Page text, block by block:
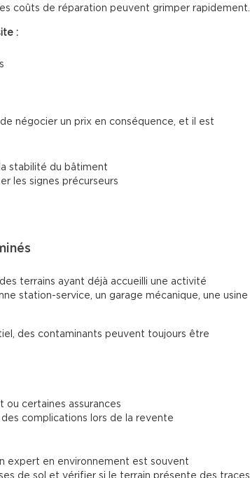
coûts de réparation peuvent grimper rapidement.
:
négocier un prix en conséquence, et il est
stabilité du bâtiment
les signes précurseurs
terrains ayant déjà accueilli une activité
station-service, un garage mécanique, une usine
des contaminants peuvent toujours être
ou certaines assurances
complications lors de la revente
expert en environnement est souvent
de sol et vérifier si le terrain présente des traces